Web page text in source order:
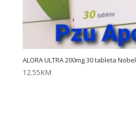
ALORA ULTRA 200mg 30 tableta Nobel
12.55KM